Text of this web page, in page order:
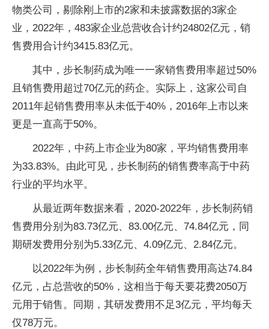
物类公司，剔除刚上市的2家和未披露数据的3家企
业，2022年，483家企业总营收合计约24802亿元，销
售费用合计约3415.83亿元。
其中，步长制药成为唯一一家销售费用率超过50%
且销售费用超过70亿元的药企。实际上，这家公司自
2011年起销售费用率从未低于40%，2016年上市以来
更是一直高于50%。
2022年，中药上市企业为80家，平均销售费用率
为33.83%。由此可见，步长制药的销售费率高于中药
行业的平均水平。
从最近两年数据来看，2020-2022年，步长制药销
售费用分别为83.73亿元、83.00亿元、74.84亿元，同
期研发费用分别为5.33亿元、4.09亿元、2.84亿元。
以2022年为例，步长制药全年销售费用高达74.84
亿元，占总营收的50%，这相当于每天要花费2050万
元用于销售。同期，其研发费用不足3亿元，平均每天
仅78万元。